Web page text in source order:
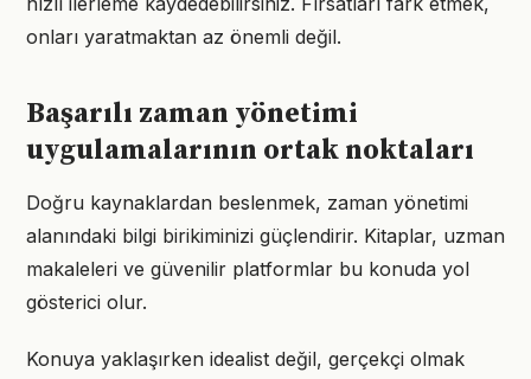
onları yaratmaktan az önemli değil.
Başarılı zaman yönetimi
uygulamalarının ortak noktaları
Doğru kaynaklardan beslenmek, zaman yönetimi
alanındaki bilgi birikiminizi güçlendirir. Kitaplar, uzman
makaleleri ve güvenilir platformlar bu konuda yol
gösterici olur.
Konuya yaklaşırken idealist değil, gerçekçi olmak